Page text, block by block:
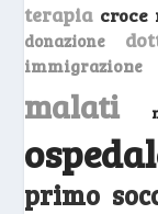
terapia croce
donazione
immigrazione
malati
primo